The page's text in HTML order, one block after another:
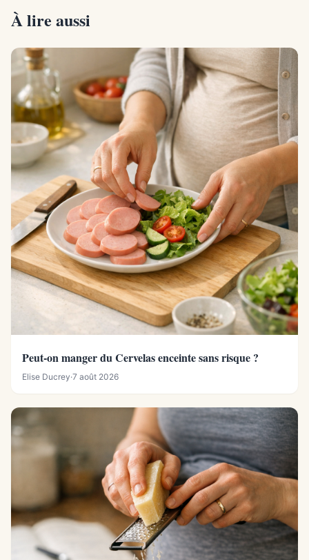
À lire aussi
Peut-on manger du Cervelas enceinte sans risque ?
Elise Ducrey·7 août 2026